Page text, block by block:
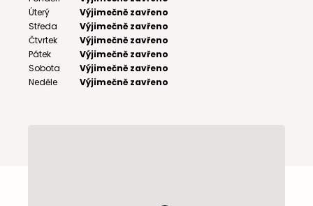
Úterý
Středa
Čtvrtek
Pátek
Sobota
Neděle
Výjimečně zavřeno
Výjimečně zavřeno
Výjimečně zavřeno
Výjimečně zavřeno
Výjimečně zavřeno
Výjimečně zavřeno